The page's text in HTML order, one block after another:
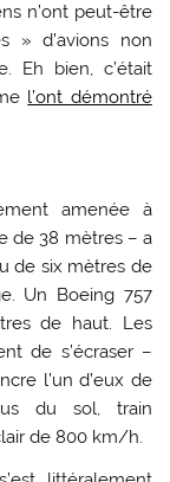
n’ont peut-être
» d’avions non
Eh bien, c’était
l’ont démontré
amenée à
de 38 mètres – a
de six mètres de
Un Boeing 757
de haut. Les
de s’écraser –
l’un d’eux de
du sol, train
de 800 km/h.